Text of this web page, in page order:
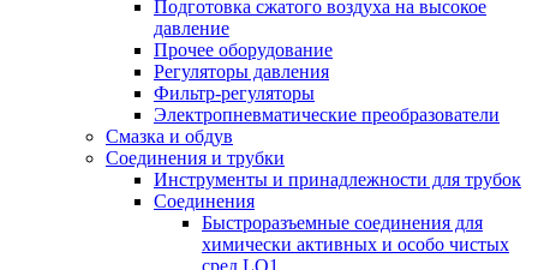
Подготовка сжатого воздуха на высокое
давление
Прочее оборудование
Регуляторы давления
Фильтр-регуляторы
Электропневматические преобразователи
Смазка и обдув
Соединения и трубки
Инструменты и принадлежности для трубок
Соединения
Быстроразъемные соединения для
химически активных и особо чистых
сред LQ1